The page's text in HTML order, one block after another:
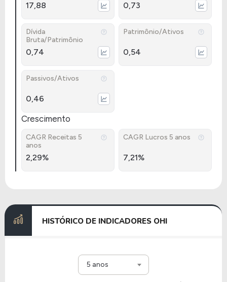
17,88 0,73
Dívida
Bruta/Patrimônio
0,74
Patrimônio/Ativos
0,54
Passivos/Ativos
0,46
Crescimento
CAGR Receitas 5
anos
2,29%
CAGR Lucros 5 anos
7,21%
HISTÓRICO DE INDICADORES OHI
5 anos